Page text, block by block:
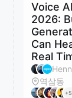
Voice
2026:
Can
Real
역삼동